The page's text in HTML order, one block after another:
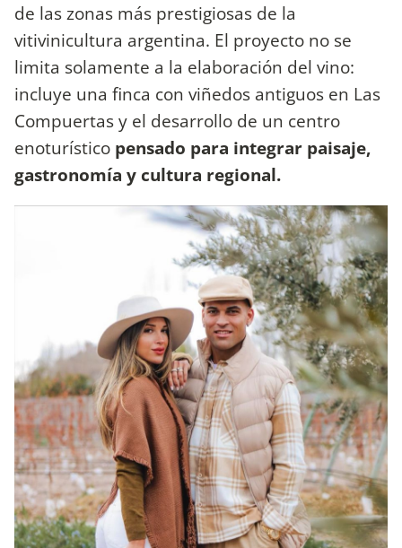
de las zonas más prestigiosas de la
vitivinicultura argentina. El proyecto no se
limita solamente a la elaboración del vino:
incluye una finca con viñedos antiguos en Las
Compuertas y el desarrollo de un centro
enoturístico pensado para integrar paisaje,
gastronomía y cultura regional.